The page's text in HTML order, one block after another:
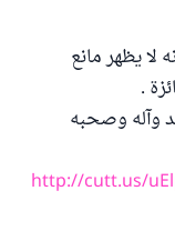
لا يظهر مانع
.
وآله وصحبه
http://cutt.us/